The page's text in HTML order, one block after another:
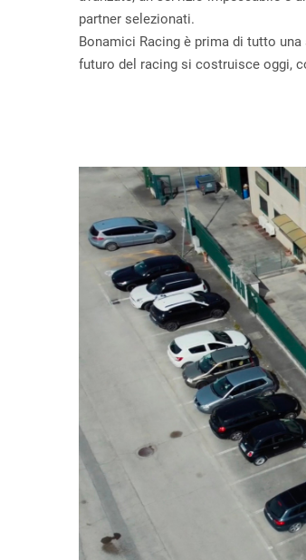
partner selezionati.
Bonamici Racing è prima di tutto
futuro del racing si costruisce oggi,